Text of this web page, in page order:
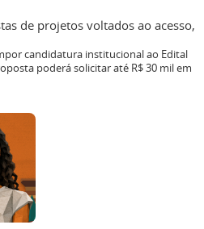
de projetos voltados ao acesso,
candidatura institucional ao Edital
poderá solicitar até R$ 30 mil em